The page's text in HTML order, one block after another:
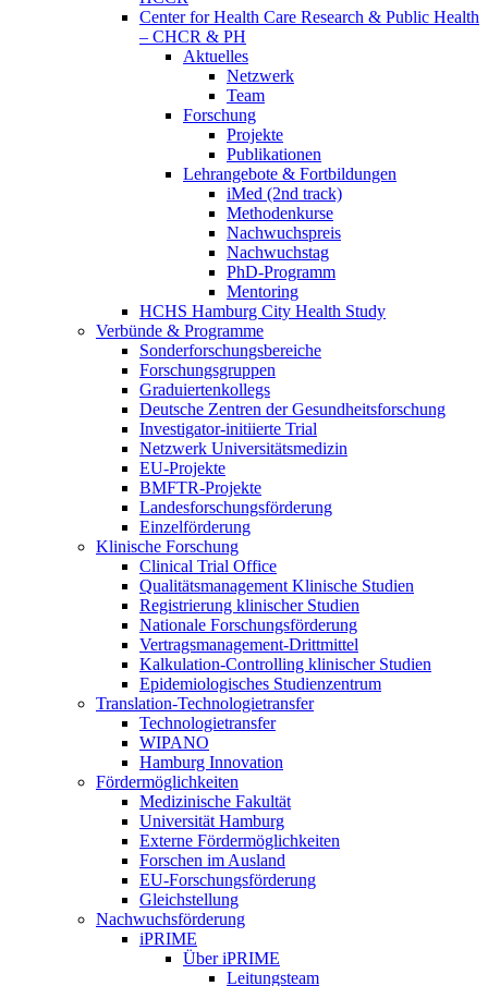
Center for Health Care Research & Public Health
– CHCR & PH
Aktuelles
Netzwerk
Team
Forschung
Projekte
Publikationen
Lehrangebote & Fortbildungen
iMed (2nd track)
Methodenkurse
Nachwuchspreis
Nachwuchstag
PhD-Programm
Mentoring
HCHS Hamburg City Health Study
Verbünde & Programme
Sonderforschungsbereiche
Forschungsgruppen
Graduiertenkollegs
Deutsche Zentren der Gesundheitsforschung
Investigator-initiierte Trial
Netzwerk Universitätsmedizin
EU-Projekte
BMFTR-Projekte
Landesforschungsförderung
Einzelförderung
Klinische Forschung
Clinical Trial Office
Qualitätsmanagement Klinische Studien
Registrierung klinischer Studien
Nationale Forschungsförderung
Vertragsmanagement-Drittmittel
Kalkulation-Controlling klinischer Studien
Epidemiologisches Studienzentrum
Translation-Technologietransfer
Technologietransfer
WIPANO
Hamburg Innovation
Fördermöglichkeiten
Medizinische Fakultät
Universität Hamburg
Externe Fördermöglichkeiten
Forschen im Ausland
EU-Forschungsförderung
Gleichstellung
Nachwuchsförderung
iPRIME
Über iPRIME
Leitungsteam